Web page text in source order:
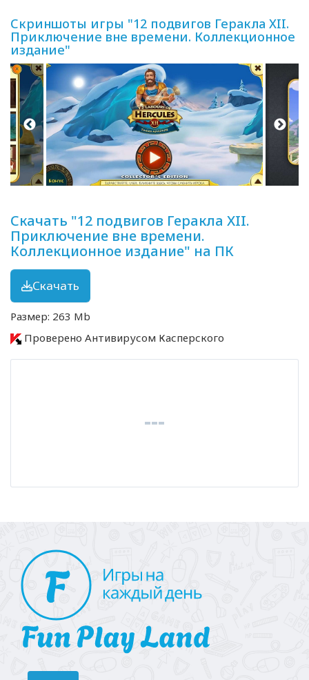
Скриншоты игры "12 подвигов Геракла XII.
Приключение вне времени. Коллекционное
издание"
Скачать "12 подвигов Геракла XII.
Приключение вне времени.
Коллекционное издание" на ПК
Скачать
Размер: 263 Mb
Проверено Антивирусом Касперского